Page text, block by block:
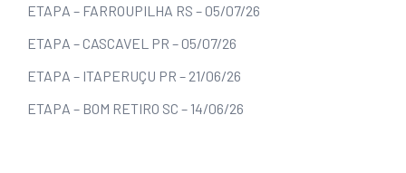
ETAPA – FARROUPILHA RS – 05/07/26
ETAPA – CASCAVEL PR – 05/07/26
ETAPA – ITAPERUÇU PR – 21/06/26
ETAPA – BOM RETIRO SC – 14/06/26